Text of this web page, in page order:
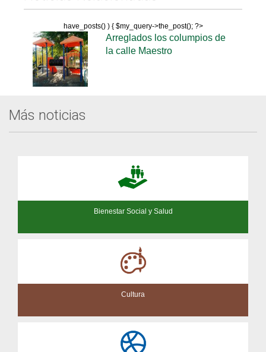
have_posts() ) { $my_query->the_post(); ?>
Arreglados los columpios de
la calle Maestro
Más noticias
Bienestar Social y Salud
Cultura